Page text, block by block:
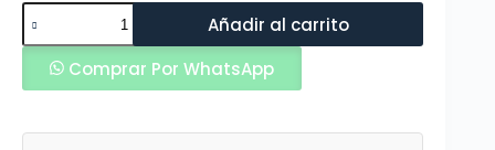
Rinat
Guantes
de
Arquero
Egotiko
Añadir al carrito
Comprar Por WhatsApp